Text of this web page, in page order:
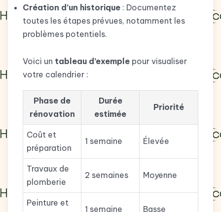
Création d’un historique : Documentez
toutes les étapes prévues, notamment les
problèmes potentiels.
Voici un tableau d’exemple pour visualiser
votre calendrier :
Phase de
rénovation
Durée
estimée
Priorité
Coût et
préparation
1 semaine Élevée
Travaux de
plomberie
2 semaines Moyenne
Peinture et
1 semaine Basse